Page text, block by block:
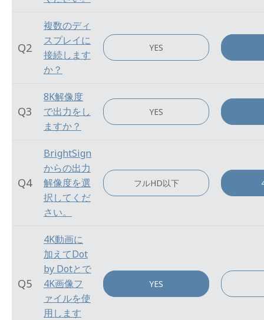
Q2
複数のディ
スプレイに
接続します
か？
YES
Q3
8K解像度
で出力をし
ますか？
YES
Q4
BrightSign
からの出力
解像度を選
択してくだ
さい。
フルHD以下
Q5
4K動画に
加えてDot
by Dotとで
4K画像フ
ァイルを使
用します
YES